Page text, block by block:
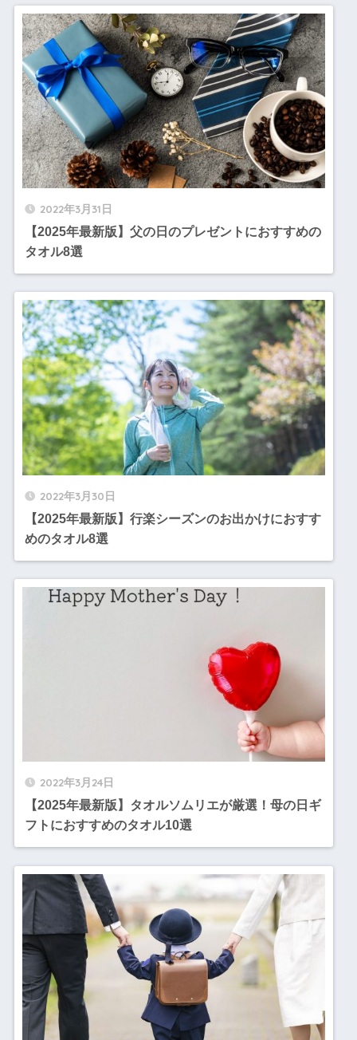
2022年3月31日
【2025年最新版】父の日のプレゼントにおすすめの
タオル8選
2022年3月30日
【2025年最新版】行楽シーズンのお出かけにおすす
めのタオル8選
2022年3月24日
【2025年最新版】タオルソムリエが厳選！母の日ギ
フトにおすすめのタオル10選